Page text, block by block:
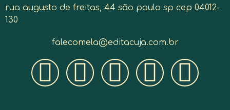
rua augusto de freitas, 44 são paulo sp cep 04012-
130
falecomela@editacuja.com.br